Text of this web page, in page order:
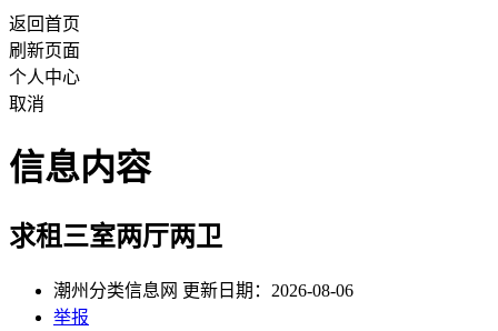
返回首页
刷新页面
个人中心
取消
信息内容
求租三室两厅两卫
潮州分类信息网 更新日期：2026-08-06
举报